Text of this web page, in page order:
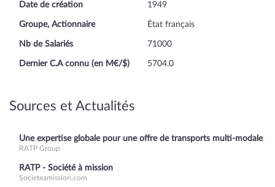
Date de création 1949
Groupe, Actionnaire État français
Nb de Salariés 71000
Dernier C.A connu (en M€/$) 5704.0
Sources et Actualités
Une expertise globale pour une offre de transports multi-modale
RATP Group
RATP - Société à mission
Societeamission.com